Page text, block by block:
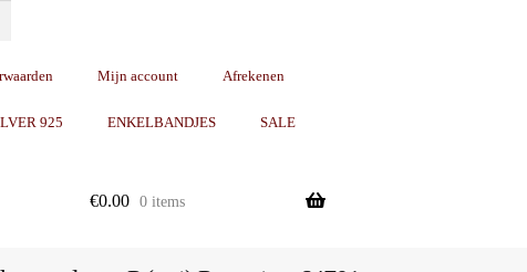
Mijn account Afrekenen
925 ENKELBANDJES SALE
€0.00 0 items